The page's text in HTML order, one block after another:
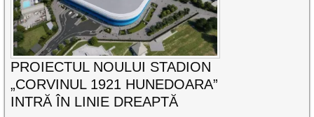
PROIECTUL NOULUI STADION
„CORVINUL 1921 HUNEDOARA”
INTRĂ ÎN LINIE DREAPTĂ